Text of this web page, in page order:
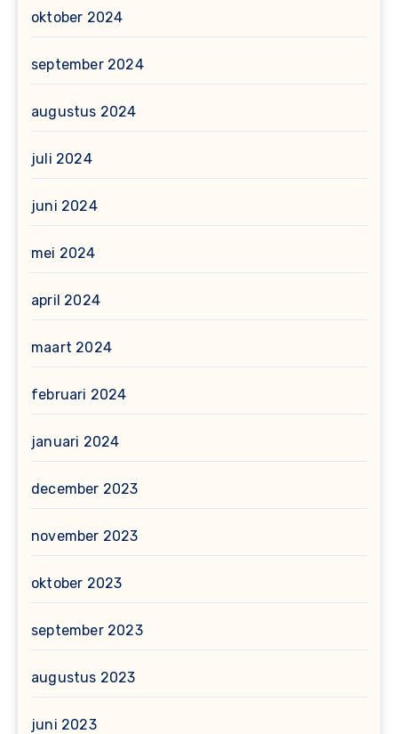
oktober 2024
september 2024
augustus 2024
juli 2024
juni 2024
mei 2024
april 2024
maart 2024
februari 2024
januari 2024
december 2023
november 2023
oktober 2023
september 2023
augustus 2023
juni 2023